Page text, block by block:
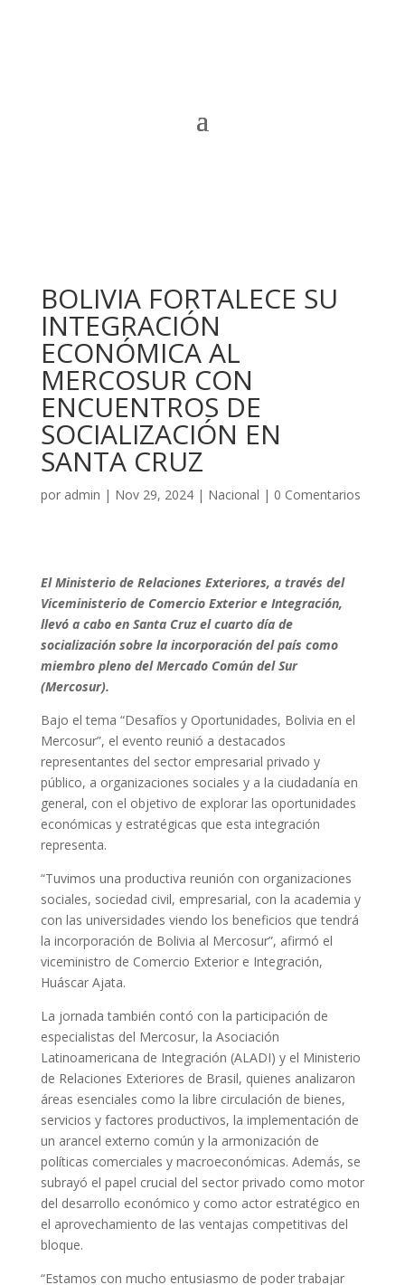
BOLIVIA FORTALECE SU
INTEGRACIÓN
ECONÓMICA AL
MERCOSUR CON
ENCUENTROS DE
SOCIALIZACIÓN EN
SANTA CRUZ
por admin | Nov 29, 2024| Nacional | 0 Comentarios
El Ministerio de Relaciones Exteriores, a través del
Viceministerio de Comercio Exterior e Integración,
llevó a cabo en Santa Cruz el cuarto día de
socialización sobre la incorporación del país como
miembro pleno del Mercado Común del Sur
(Mercosur).
Bajo el tema “Desafíos y Oportunidades, Bolivia en el
Mercosur”, el evento reunió a destacados
representantes del sector empresarial privado y
público, a organizaciones sociales y a la ciudadanía en
general, con el objetivo de explorar las oportunidades
económicas y estratégicas que esta integración
representa.
“Tuvimos una productiva reunión con organizaciones
sociales, sociedad civil, empresarial, con la academia y
con las universidades viendo los beneficios que tendrá
la incorporación de Bolivia al Mercosur”, afirmó el
viceministro de Comercio Exterior e Integración,
Huáscar Ajata.
La jornada también contó con la participación de
especialistas del Mercosur, la Asociación
Latinoamericana de Integración (ALADI) y el Ministerio
de Relaciones Exteriores de Brasil, quienes analizaron
áreas esenciales como la libre circulación de bienes,
servicios y factores productivos, la implementación de
un arancel externo común y la armonización de
políticas comerciales y macroeconómicas. Además, se
subrayó el papel crucial del sector privado como motor
del desarrollo económico y como actor estratégico en
el aprovechamiento de las ventajas competitivas del
bloque.
“Estamos con mucho entusiasmo de poder trabajar